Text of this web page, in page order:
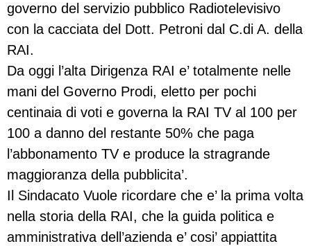
governo del servizio pubblico Radiotelevisivo
con la cacciata del Dott. Petroni dal C.di A. della
RAI.
Da oggi l’alta Dirigenza RAI e’ totalmente nelle
mani del Governo Prodi, eletto per pochi
centinaia di voti e governa la RAI TV al 100 per
100 a danno del restante 50% che paga
l’abbonamento TV e produce la stragrande
maggioranza della pubblicita’.
Il Sindacato Vuole ricordare che e’ la prima volta
nella storia della RAI, che la guida politica e
amministrativa dell’azienda e’ cosi’ appiattita